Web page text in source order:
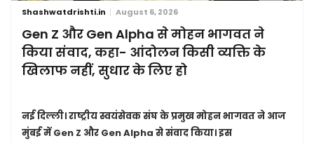
Shashwatdrishti.in August 6, 2026
Gen Z और Gen Alpha से मोहन भागवत ने
किया संवाद, कहा- आंदोलन किसी व्यक्ति के
खिलाफ नहीं, सुधार के लिए हो
नई दिल्ली।राष्ट्रीय स्वयंसेवक संघ के प्रमुख मोहन भागवत ने आज
मुंबई में Gen Z और Gen Alpha से संवाद किया। इस